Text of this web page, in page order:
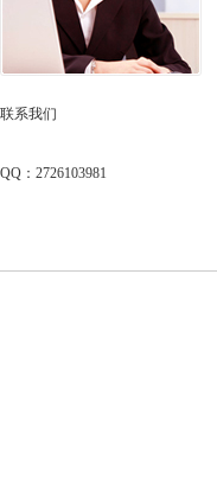
联系我们
QQ：2726103981